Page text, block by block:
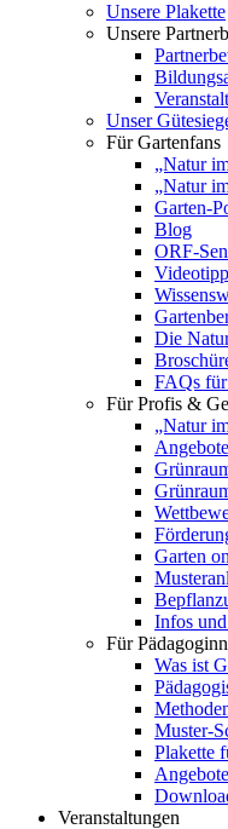
Unsere Plakette
Unsere
Unser
Für Gartenfans
„Natur
„Natur
Garten-
Blog
ORF-
Die
FAQs
Für Profis &
„Natur
Garten
Infos
Für
Was ist
Muster-
Plakette
Veranstaltungen